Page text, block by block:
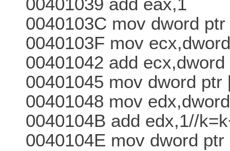
0040103C mov dword
0040103F mov
00401042 add
00401045 mov dword
00401048 mov
0040104B add edx,1//
0040104E mov dword